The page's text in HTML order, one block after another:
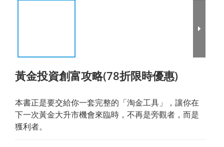
黃金投資創富攻略(78折限時優惠)
本書正是要交給你一套完整的「淘金工具」，讓你在
下一次黃金大升市機會來臨時，不再是旁觀者，而是
獲利者。